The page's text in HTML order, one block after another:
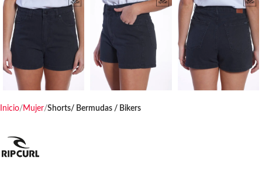
Inicio Mujer Shorts/ Bermudas / Bikers